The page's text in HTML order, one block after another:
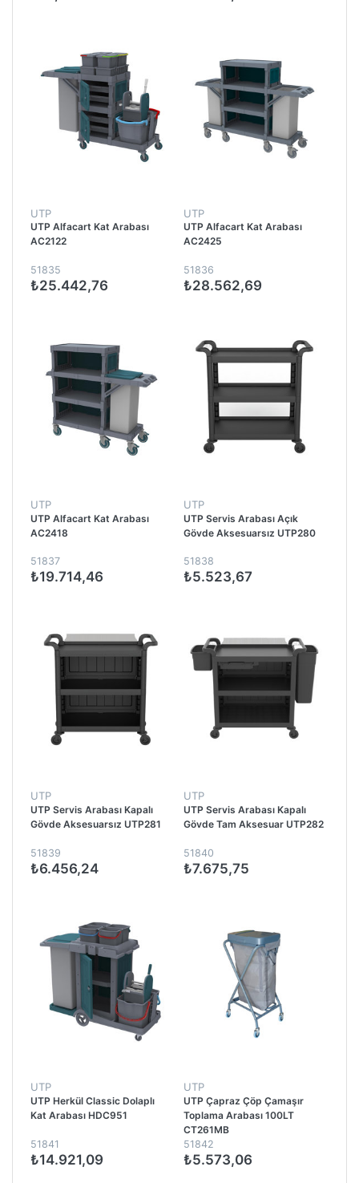
UTP
UTP Alfacart Kat Arabası
AC2122
51835
₺25.442,76
UTP
UTP Alfacart Kat Arabası
AC2425
51836
₺28.562,69
UTP
UTP Alfacart Kat Arabası
AC2418
51837
₺19.714,46
UTP
UTP Servis Arabası Açık
Gövde Aksesuarsız UTP280
51838
₺5.523,67
UTP
UTP Servis Arabası Kapalı
Gövde Aksesuarsız UTP281
51839
₺6.456,24
UTP
UTP Servis Arabası Kapalı
Gövde Tam Aksesuar UTP282
51840
₺7.675,75
UTP
UTP Herkül Classic Dolaplı
Kat Arabası HDC951
51841
₺14.921,09
UTP
UTP Çapraz Çöp Çamaşır
Toplama Arabası 100LT
CT261MB
51842
₺5.573,06